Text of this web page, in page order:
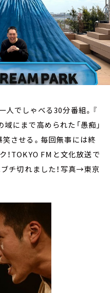
人でしゃべる30分番組。『
にまで高められた「愚痴」
笑させる。毎回無事には終
！TOKYO FMと文化放送で
ブチ切れました！写真→東京